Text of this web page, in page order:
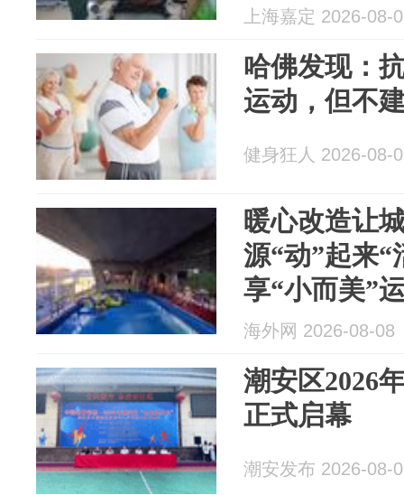
上海嘉定 2026-08-
哈佛发现：
运动，但不
健身狂人 2026-08-
暖心改造让
源“动”起来“
享“小而美”
海外网 2026-08-08
潮安区2026
正式启幕
潮安发布 2026-08-